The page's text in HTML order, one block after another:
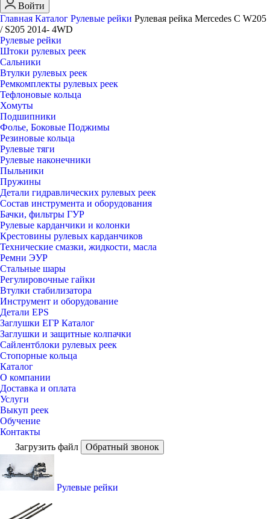
Войти
Главная Каталог Рулевые рейки Рулевая рейка Mercedes C W205
/ S205 2014- 4WD
Рулевые рейки
Штоки рулевых реек
Сальники
Втулки рулевых реек
Ремкомплекты рулевых реек
Тефлоновые кольца
Хомуты
Подшипники
Фолье, Боковые Поджимы
Резиновые кольца
Рулевые тяги
Рулевые наконечники
Пыльники
Пружины
Детали гидравлических рулевых реек
Состав инструмента и оборудования
Бачки, фильтры ГУР
Рулевые карданчики и колонки
Крестовины рулевых карданчиков
Технические смазки, жидкости, масла
Ремни ЭУР
Стальные шары
Регулировочные гайки
Втулки стабилизатора
Инструмент и оборудование
Детали EPS
Заглушки ЕГР Каталог
Заглушки и защитные колпачки
Сайлентблоки рулевых реек
Стопорные кольца
Каталог
О компании
Доставка и оплата
Услуги
Выкуп реек
Обучение
Контакты
Загрузить файл
Обратный звонок
Рулевые рейки